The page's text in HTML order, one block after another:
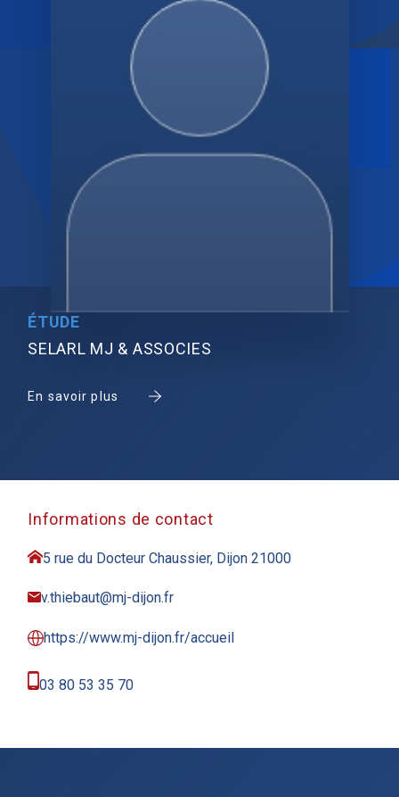
ÉTUDE
SELARL MJ & ASSOCIES
En savoir plus
Informations de contact
5 rue du Docteur Chaussier, Dijon 21000
v.thiebaut@mj-dijon.fr
https://www.mj-dijon.fr/accueil
03 80 53 35 70